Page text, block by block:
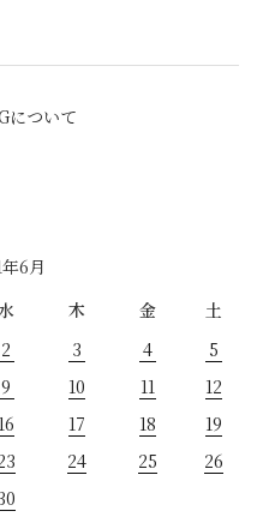
について
6月
木 金
土
2 3 4
5
9 10 11
12
16 17 18
19
24 25
26